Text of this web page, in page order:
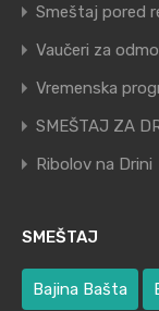
Smeštaj pored
Vaučeri za
Vremenska
SMEŠTAJ ZA
Ribolov na Drini
SMEŠTAJ
Bajina Bašta